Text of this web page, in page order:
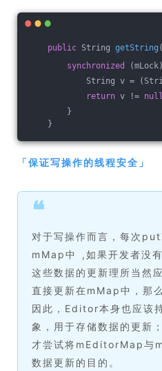
public String getString
synchronized
String v =
return v != null
}
}
「保证写操作的线程安全 」
❝
对于写操作而言，每次
mMap中 ,如果开发者没
这些数据的更新理所当然
直接更新在mMap中，那
因此，Editor本身也应该
象，用于存储数据的更新
才尝试将mEditorMap与
数据更新的目的。